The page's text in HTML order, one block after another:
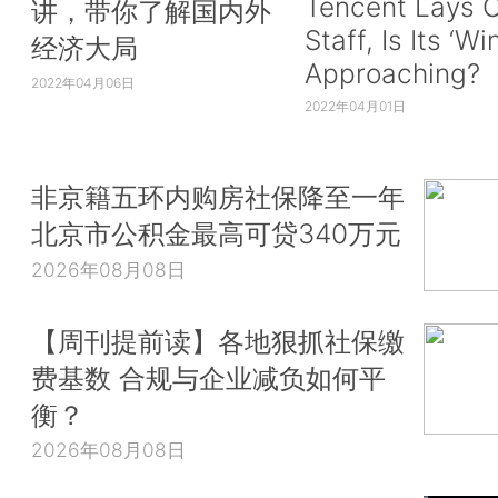
讲，带你了解国内外
经济大局
2022年04月06日
Staff, Is Its
Approaching?
2022年04月01日
非京籍五环内购房社保降至一年
北京市公积金最高可贷340万元
2026年08月08日
【周刊提前读】各地狠抓社保缴
费基数 合规与企业减负如何平
衡？
2026年08月08日